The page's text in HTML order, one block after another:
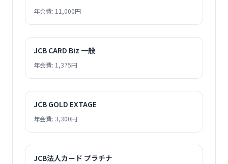
年会費: 11,000円
JCB CARD Biz 一般
年会費: 1,375円
JCB GOLD EXTAGE
年会費: 3,300円
JCB法人カード プラチナ